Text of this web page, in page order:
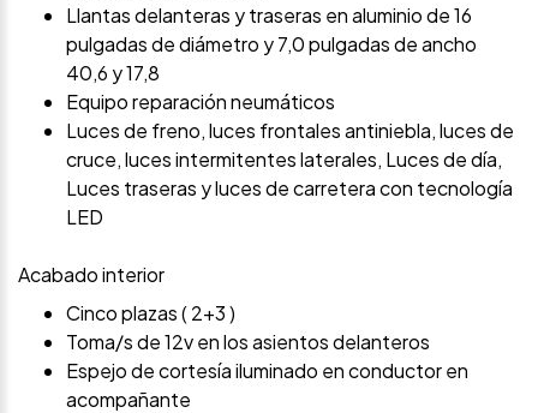
Llantas delanteras y traseras en aluminio de 16
pulgadas de diámetro y 7,0 pulgadas de ancho
40,6 y 17,8
Equipo reparación neumáticos
Luces de freno, luces frontales antiniebla, luces de
cruce, luces intermitentes laterales, Luces de día,
Luces traseras y luces de carretera con tecnología
LED
Acabado interior
Cinco plazas ( 2+3 )
Toma/s de 12v en los asientos delanteros
Espejo de cortesía iluminado en conductor en
acompañante